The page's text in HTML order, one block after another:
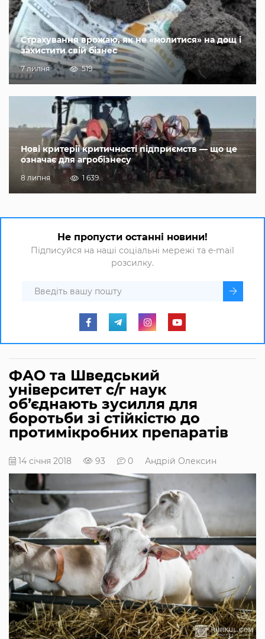
Страхування врожаю, як не «молитися» на дощ і
захистити свій бізнес
7 липня 519
Нові критерії критичності підприємств — що це
означає для агробізнесу
8 липня 1 639
Не пропусти останні новини!
Підписуйся на наші соціальні мережі та e-mail
розсилку.
ФАО та Шведcький
університет с/г наук
об’єднають зусилля для
боротьби зі стійкістю до
протимікробних препаратів
14 січня 2018 93 0 Андрій Олексин